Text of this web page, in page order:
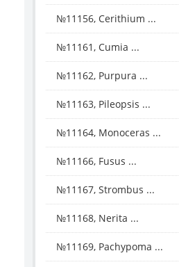
№11156, Cerithium ...
№11161, Cumia ...
№11162, Purpura ...
№11163, Pileopsis ...
№11164, Monoceras ...
№11166, Fusus ...
№11167, Strombus ...
№11168, Nerita ...
№11169, Pachypoma ...